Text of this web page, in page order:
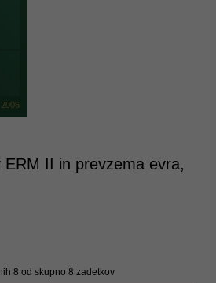
2006
II in prevzema evra,
8 od skupno 8 zadetkov